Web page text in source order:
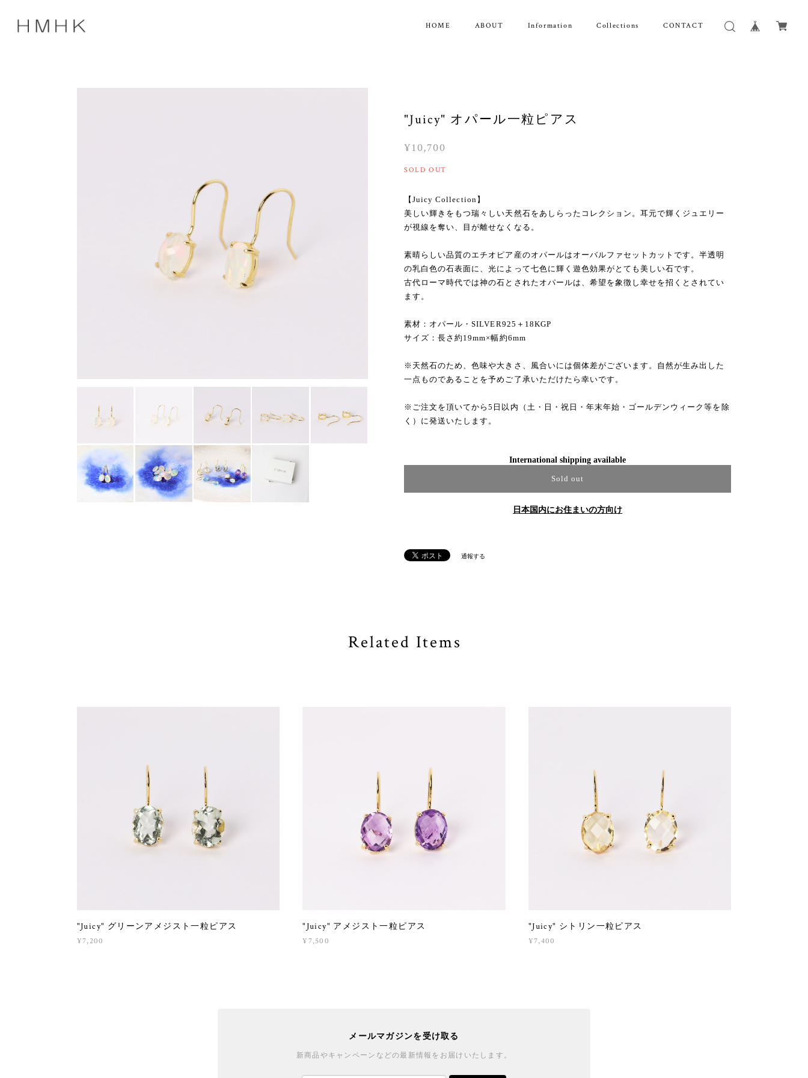
HOME ABOUT Information Collections CONTACT
"Juicy" オパール一粒ピアス
¥10,700
SOLD OUT
【Juicy Collection】
美しい輝きをもつ瑞々しい天然石をあしらったコレクション。耳元で輝くジュエリー
が視線を奪い、目が離せなくなる。
素晴らしい品質のエチオピア産のオパールはオーバルファセットカットです。半透明
の乳白色の石表面に、光によって七色に輝く遊色効果がとても美しい石です。
古代ローマ時代では神の石とされたオパールは、希望を象徴し幸せを招くとされてい
ます。
素材：オパール・SILVER925＋18KGP
サイズ：長さ約19mm×幅約6mm
※天然石のため、色味や大きさ、風合いには個体差がございます。自然が生み出した
一点ものであることを予めご了承いただけたら幸いです。
※ご注文を頂いてから5日以内（土・日・祝日・年末年始・ゴールデンウィーク等を除
く）に発送いたします。
International shipping available
Sold out
日本国内にお住まいの方向け
通報する
Related Items
"Juicy" グリーンアメジスト一粒ピアス
¥7,200
"Juicy" アメジスト一粒ピアス
¥7,500
"Juicy" シトリン一粒ピアス
¥7,400
メールマガジンを受け取る
新商品やキャンペーンなどの最新情報をお届けいたします。